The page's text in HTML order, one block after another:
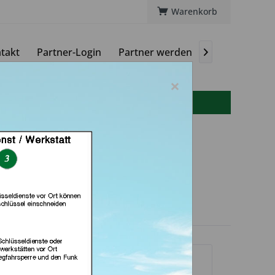
Warenkorb
Partner-Login Partner werden 
Bernd
(in Göttingen)
×